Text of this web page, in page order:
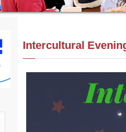
Intercultural